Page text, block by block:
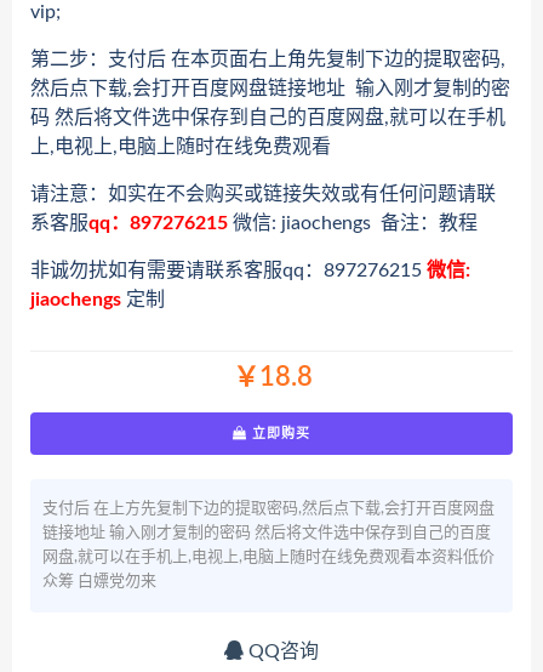
vip;
第二步：支付后 在本页面右上角先复制下边的提取密码,
然后点下载,会打开百度网盘链接地址 输入刚才复制的密
码 然后将文件选中保存到自己的百度网盘,就可以在手机
上,电视上,电脑上随时在线免费观看
请注意：如实在不会购买或链接失效或有任何问题请联
系客服qq：897276215 微信: jiaochengs 备注：教程
非诚勿扰如有需要请联系客服qq：897276215 微信:
jiaochengs 定制
￥18.8
立即购买
支付后 在上方先复制下边的提取密码,然后点下载,会打开百度网盘
链接地址 输入刚才复制的密码 然后将文件选中保存到自己的百度
网盘,就可以在手机上,电视上,电脑上随时在线免费观看本资料低价
众筹 白嫖党勿来
QQ咨询